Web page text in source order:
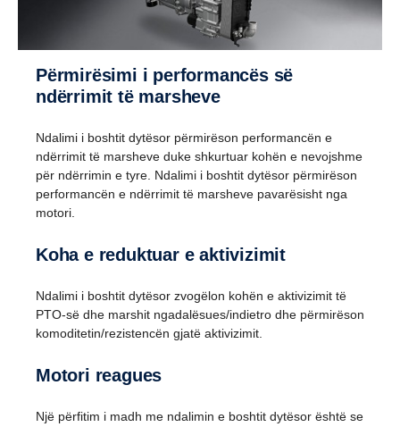
Në vend të një marshi indietro, për lëvizjen
zgjidhje bën të mundur të keni tetë marshe për
lëvizjen mbrapsht me shpejtësi deri në 30 km/orë.
(Kjo është e dobishme kur, për shembull, kamionët
me rimorkio vetëshkarkuese duhet të lëvizin
Përmirësimi i performancës së
ndërrimit të marsheve
Ndalimi i boshtit dytësor përmirëson performancën e
ndërrimit të marsheve duke shkurtuar kohën e nevojshme
për ndërrimin e tyre. Ndalimi i boshtit dytësor përmirëson
performancën e ndërrimit të marsheve pavarësisht nga
motori.
Koha e reduktuar e aktivizimit
Ndalimi i boshtit dytësor zvogëlon kohën e aktivizimit të
PTO-së dhe marshit ngadalësues/indietro dhe përmirëson
komoditetin/rezistencën gjatë aktivizimit.
Motori reagues
Një përfitim i madh me ndalimin e boshtit dytësor është se